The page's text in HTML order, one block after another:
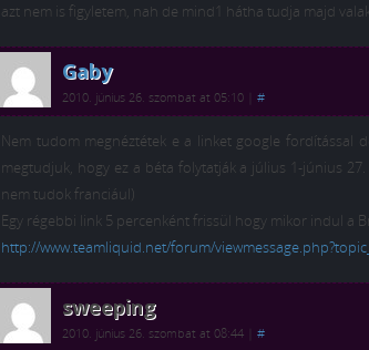
azt nem is figyletem, nah de mind1 hátha tudja majd
Gaby
2010. június 26. szombat at 05:10 #
Nem tudom megnéztétek e a linket google fordítással
megtudjuk, hogy ez a béta folytatják a július 1-június
nem tudok franciául)
Egy régebbi link 5 percenként frissül hogy mikor indul a
http://www.teamliquid.net/forum/
sweeping
2010. június 26. szombat at 08:44 #